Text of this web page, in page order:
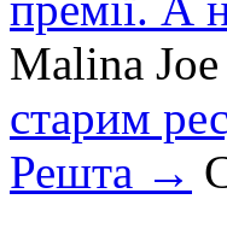
Malina Joe
старим
Решта →